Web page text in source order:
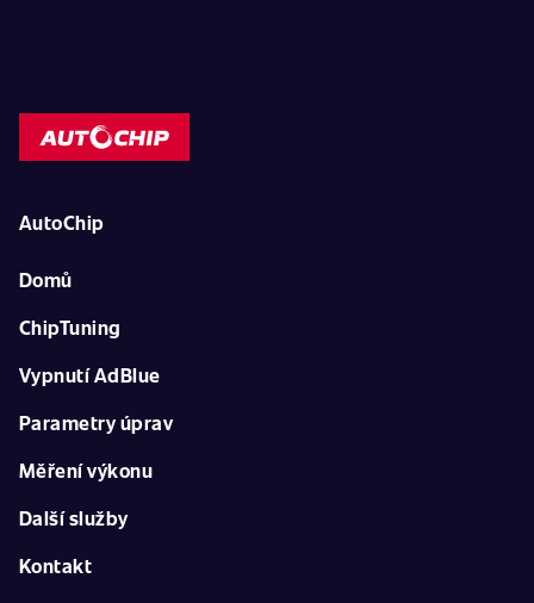
AutoChip
Domů
ChipTuning
Vypnutí AdBlue
Parametry úprav
Měření výkonu
Další služby
Kontakt